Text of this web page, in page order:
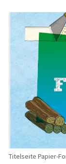
Titelseite Papier-